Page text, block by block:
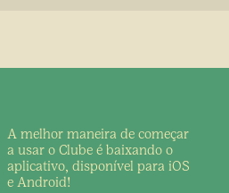
A melhor maneira de começar
a usar o Clube é baixando o
aplicativo, disponível para iOS
e Android!